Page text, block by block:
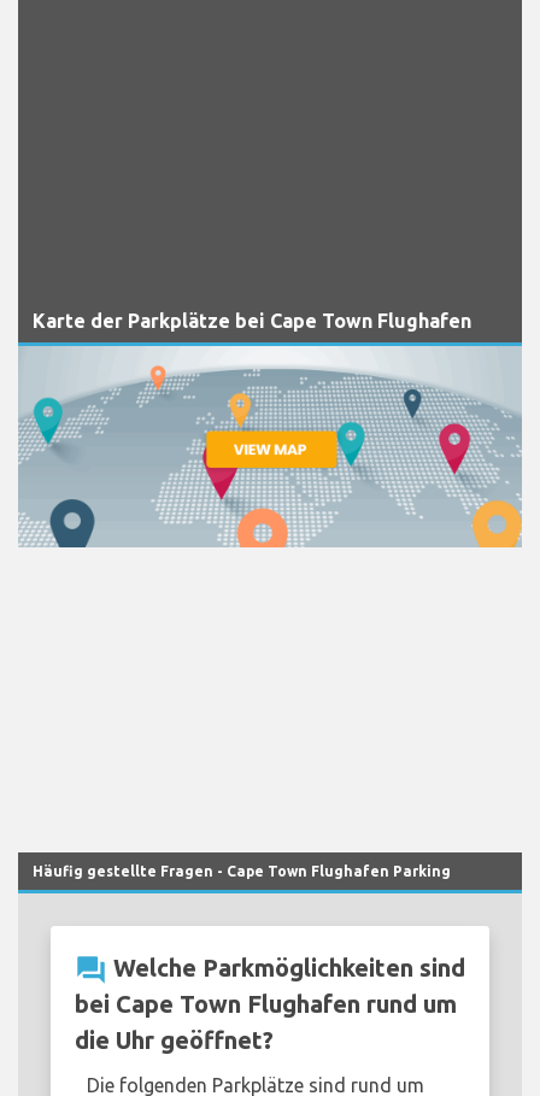
Karte der Parkplätze bei Cape Town Flughafen
Häufig gestellte Fragen - Cape Town Flughafen Parking
question_answer Welche Parkmöglichkeiten sind
bei Cape Town Flughafen rund um
die Uhr geöffnet?
Die folgenden Parkplätze sind rund um